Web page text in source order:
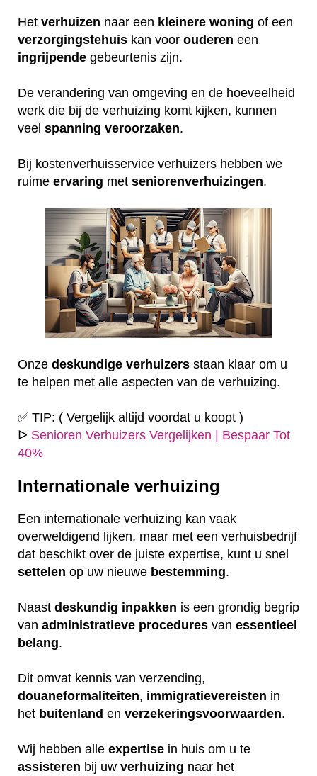
Het verhuizen naar een kleinere woning of een
verzorgingstehuis kan voor ouderen een
ingrijpende gebeurtenis zijn.
De verandering van omgeving en de hoeveelheid
werk die bij de verhuizing komt kijken, kunnen
veel spanning veroorzaken.
Bij kostenverhuisservice verhuizers hebben we
ruime ervaring met seniorenverhuizingen.
Onze deskundige verhuizers staan klaar om u
te helpen met alle aspecten van de verhuizing.
✅ TIP: ( Vergelijk altijd voordat u koopt )
ᐅ Senioren Verhuizers Vergelijken | Bespaar Tot
40%
Internationale verhuizing
Een internationale verhuizing kan vaak
overweldigend lijken, maar met een verhuisbedrijf
dat beschikt over de juiste expertise, kunt u snel
settelen op uw nieuwe bestemming.
Naast deskundig inpakken is een grondig begrip
van administratieve procedures van essentieel
belang.
Dit omvat kennis van verzending,
douaneformaliteiten, immigratievereisten in
het buitenland en verzekeringsvoorwaarden.
Wij hebben alle expertise in huis om u te
assisteren bij uw verhuizing naar het